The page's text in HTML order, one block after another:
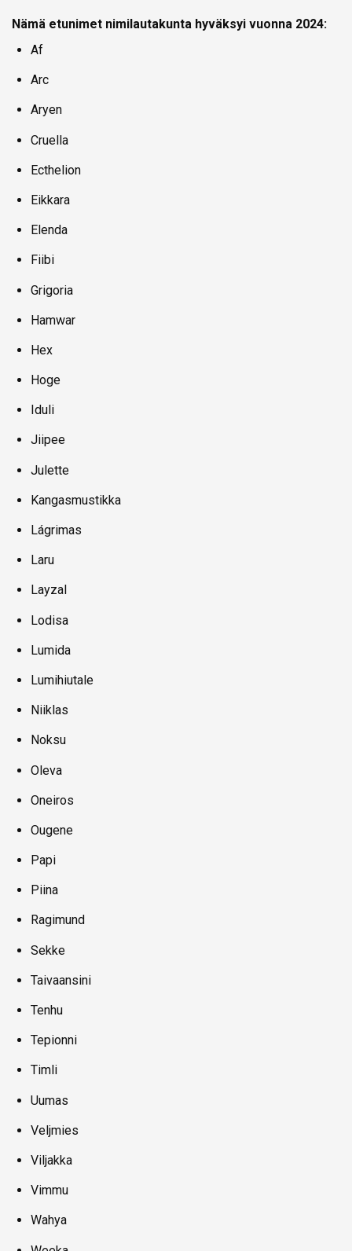
Nämä etunimet nimilautakunta hyväksyi vuonna 2024:
Af
Arc
Aryen
Cruella
Ecthelion
Eikkara
Elenda
Fiibi
Grigoria
Hamwar
Hex
Hoge
Iduli
Jiipee
Julette
Kangasmustikka
Lágrimas
Laru
Layzal
Lodisa
Lumida
Lumihiutale
Niiklas
Noksu
Oleva
Oneiros
Ougene
Papi
Piina
Ragimund
Sekke
Taivaansini
Tenhu
Tepionni
Timli
Uumas
Veljmies
Viljakka
Vimmu
Wahya